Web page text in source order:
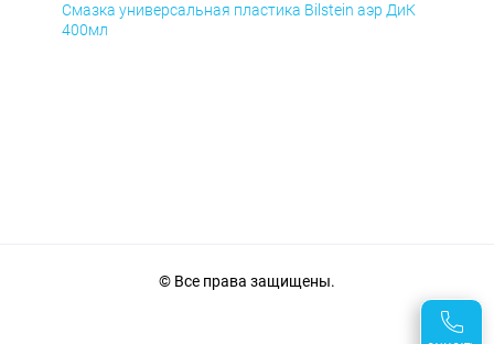
Смазка универсальная пластика Bilstein аэр ДиК
400мл
© Все права защищены.